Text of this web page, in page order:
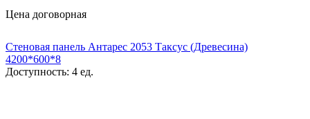
Цена договорная
Стеновая панель Антарес 2053 Таксус (Древесина)
4200*600*8
Доступность: 4 ед.